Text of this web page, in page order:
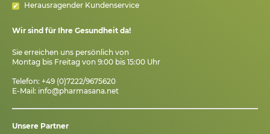
Herausragender Kundenservice
Wir sind für Ihre Gesundheit da!
Sie erreichen uns persönlich von
Montag bis Freitag von 9:00 bis 15:00 Uhr
Telefon: +49 (0)7222/9675620
E-Mail: info@pharmasana.net
Unsere Partner